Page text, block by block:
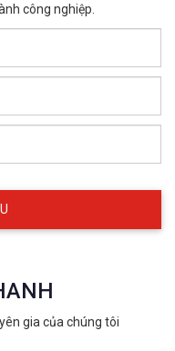
công nghiệp.
gia của chúng tôi